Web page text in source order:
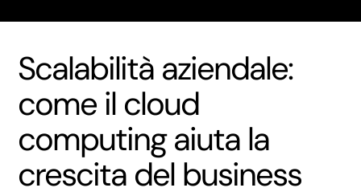
Scalabilità aziendale:
come il cloud
computing aiuta la
crescita del business